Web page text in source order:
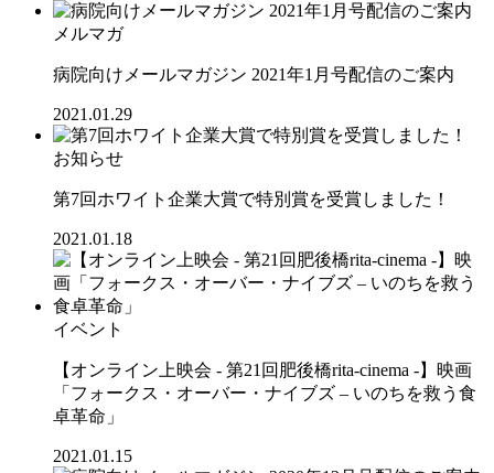
メルマガ
病院向けメールマガジン 2021年1月号配信のご案内
2021.01.29
お知らせ
第7回ホワイト企業大賞で特別賞を受賞しました！
2021.01.18
イベント
【オンライン上映会 - 第21回肥後橋rita-cinema -】映画
「フォークス・オーバー・ナイブズ – いのちを救う食
卓革命」
2021.01.15